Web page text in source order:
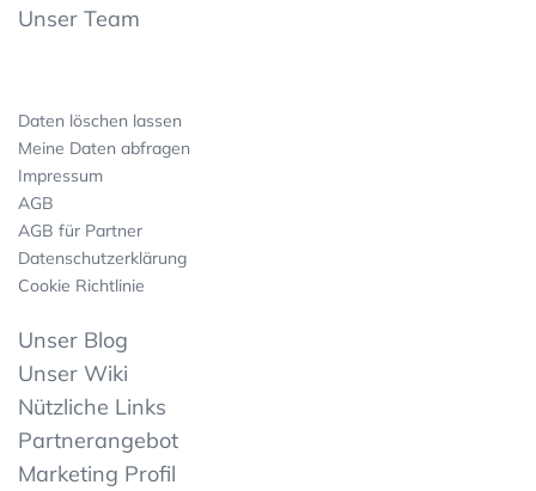
Unser Team
Daten löschen lassen
Meine Daten abfragen
Impressum
AGB
AGB für Partner
Datenschutzerklärung
Cookie Richtlinie
Unser Blog
Unser Wiki
Nützliche Links
Partnerangebot
Marketing Profil